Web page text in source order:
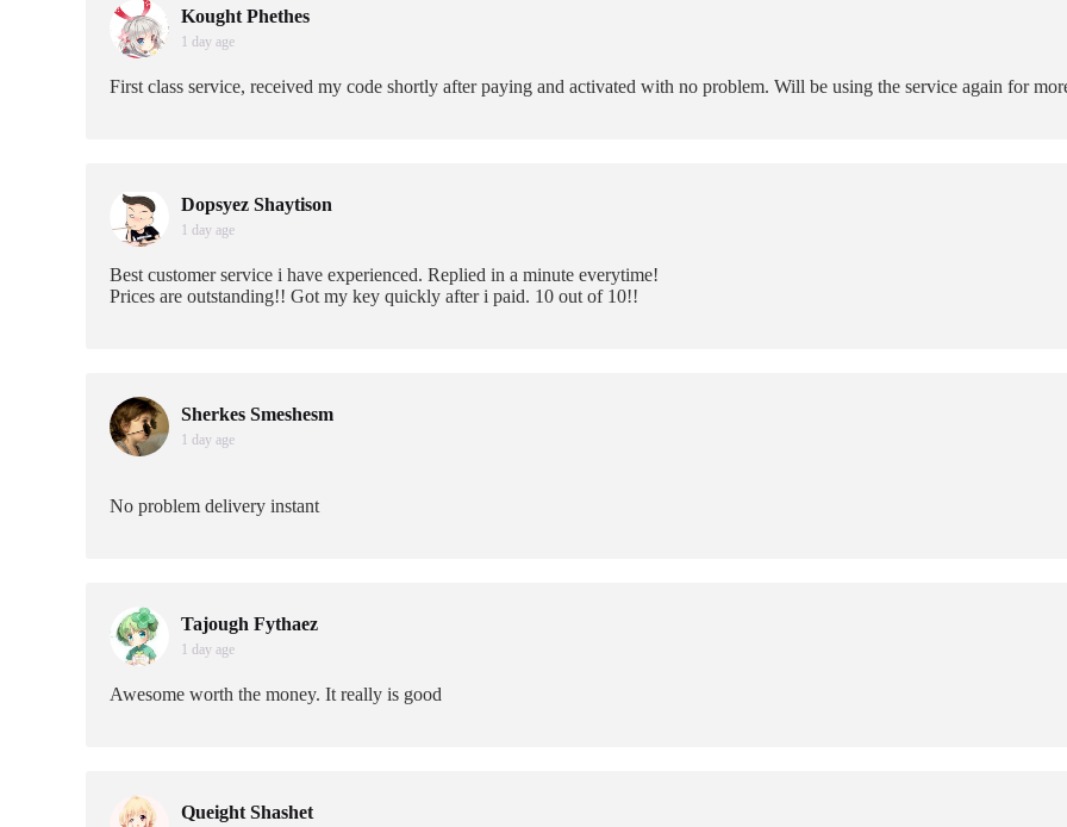
Kought Phethes
1 day age
First class service, received my code shortly after paying and activated with no problem. Will be using the service again for
Dopsyez Shaytison
1 day age
Best customer service i have experienced. Replied in a minute everytime!
Prices are outstanding!! Got my key quickly after i paid. 10 out of 10!!
Sherkes Smeshesm
1 day age
No problem delivery instant
Tajough Fythaez
1 day age
Awesome worth the money. It really is good
Queight Shashet